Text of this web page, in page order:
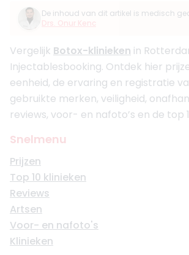
De inhoud van dit artikel is medisch
Drs. Onur Kenc
Vergelijk Botox-klinieken in
Injectablesbooking. Ontdek hier
eenheid, de ervaring en registratie
gebruikte merken, veiligheid,
reviews, voor- en nafoto’s en de top
Snelmenu
Prijzen
Top 10 klinieken
Reviews
Artsen
Voor- en nafoto's
Klinieken